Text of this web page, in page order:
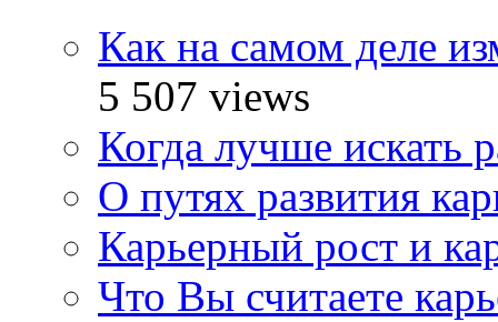
Как на самом деле
5 507 views
Когда лучше искать
О путях развития
Карьерный рост и
Что Вы считаете